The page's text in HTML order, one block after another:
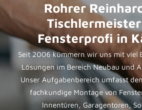
Rohrer
Fensterprofi in
Seit 2006 kümmern wir uns mit viel
Lösungen im Bereich Neubau und
Unser Aufgabenbereich umfasst
fachkundige Montage von
Innentüren, Garagentoren,